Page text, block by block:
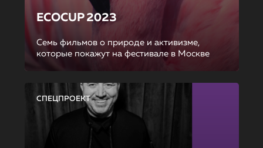
ECOCUP 2023
Семь фильмов о природе и активизме,
которые покажут на фестивале в Москве
СПЕЦПРОЕКТ